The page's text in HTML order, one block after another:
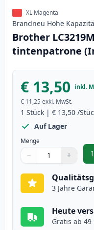
XL Magenta
Brandneu Hohe
Brother
tintenpatrone
€ 13,50 inkl.
€ 11,25 exkl. MwSt.
1 Stück | € 13,50 /
Auf Lager
Menge
Verwenden Sie die
− +
1
3 Jahre
Heute
Gratis ab 49